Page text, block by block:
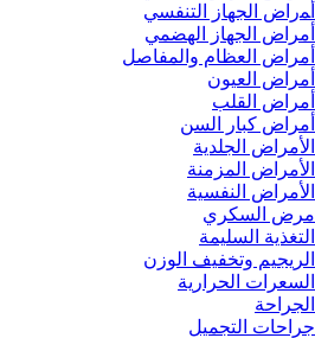
أﻤراض اﻟﺠﻬﺎز اﻟﺘﻨﻔﺴﻲ
أمراض الجهاز الهضمي
أمراض العظام والمفاصل
أمراض العيون
أمراض القلب
أمراض كبار السن
الأمراض الجلدية
الأمراض المزمنة
الأمراض النفسية
مرض السكري
التغذية السليمة
الريجيم وتخفيف الوزن
السعرات الحرارية
الجراحة
جراحات التجميل